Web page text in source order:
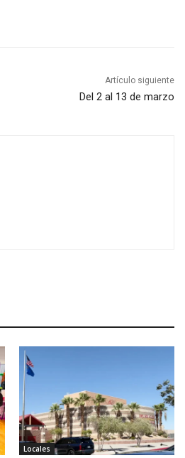
Artículo siguiente
Del 2 al 13 de marzo
Locales